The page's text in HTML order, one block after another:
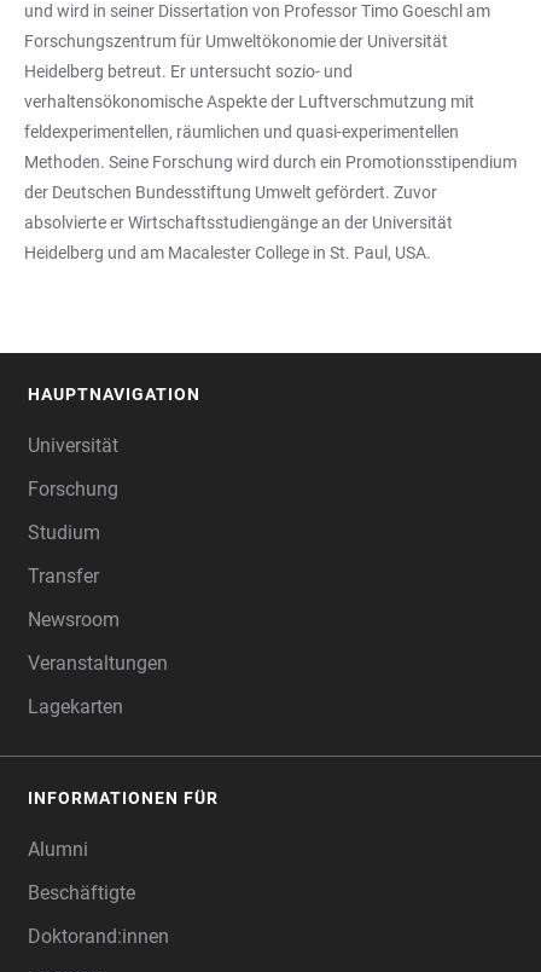
und wird in seiner Dissertation von Professor Timo Goeschl am
Forschungszentrum für Umweltökonomie der Universität
Heidelberg betreut. Er untersucht sozio- und
verhaltensökonomische Aspekte der Luftverschmutzung mit
feldexperimentellen, räumlichen und quasi-experimentellen
Methoden. Seine Forschung wird durch ein Promotionsstipendium
der Deutschen Bundesstiftung Umwelt gefördert. Zuvor
absolvierte er Wirtschaftsstudiengänge an der Universität
Heidelberg und am Macalester College in St. Paul, USA.
HAUPTNAVIGATION
Universität
Forschung
Studium
Transfer
Newsroom
Veranstaltungen
Lagekarten
INFORMATIONEN FÜR
Alumni
Beschäftigte
Doktorand:innen